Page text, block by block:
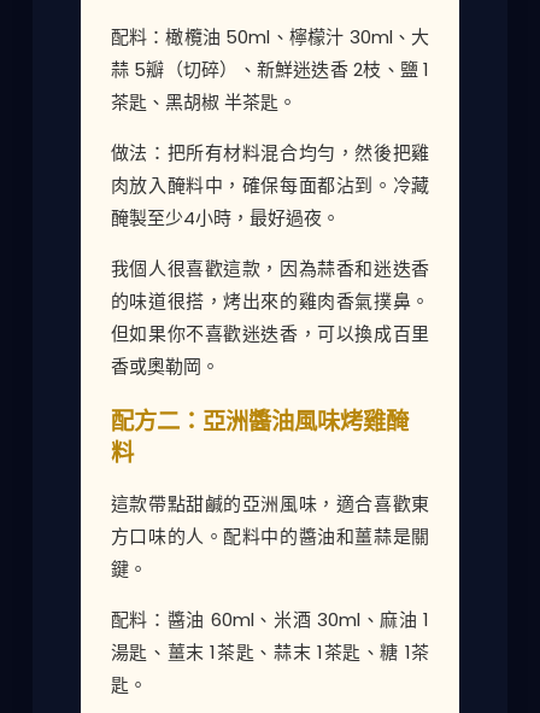
配料：橄欖油 50ml、檸檬汁 30ml、大
蒜 5瓣（切碎）、新鮮迷迭香 2枝、鹽 1
茶匙、黑胡椒 半茶匙。
做法：把所有材料混合均勻，然後把雞
肉放入醃料中，確保每面都沾到。冷藏
醃製至少4小時，最好過夜。
我個人很喜歡這款，因為蒜香和迷迭香
的味道很搭，烤出來的雞肉香氣撲鼻。
但如果你不喜歡迷迭香，可以換成百里
香或奧勒岡。
配方二：亞洲醬油風味烤雞醃
料
這款帶點甜鹹的亞洲風味，適合喜歡東
方口味的人。配料中的醬油和薑蒜是關
鍵。
配料：醬油 60ml、米酒 30ml、麻油 1
湯匙、薑末 1茶匙、蒜末 1茶匙、糖 1茶
匙。